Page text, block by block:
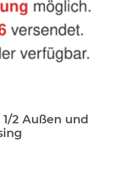
2 Außen und